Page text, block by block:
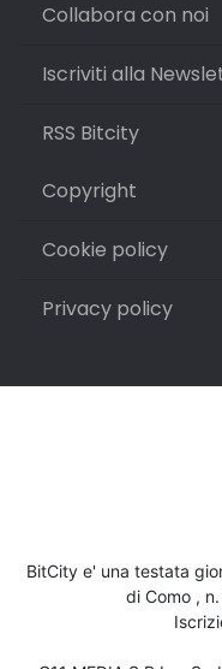
Collabora con noi
Iscriviti alla
RSS Bitcity
Copyright
Cookie policy
Privacy policy
BitCity e' una testata
di Como ,